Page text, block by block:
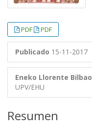
PDF PDF
Publicado 15-11-2017
Eneko Llorente Bilbao
UPV/EHU
Resumen